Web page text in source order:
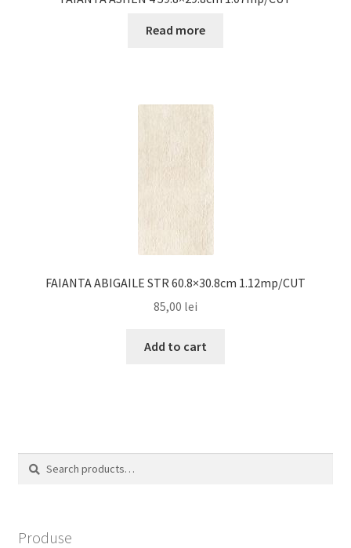
Read more
FAIANTA ABIGAILE STR 60.8×30.8cm 1.12mp/CUT
85,00 lei
Add to cart
Search
Search
Produse